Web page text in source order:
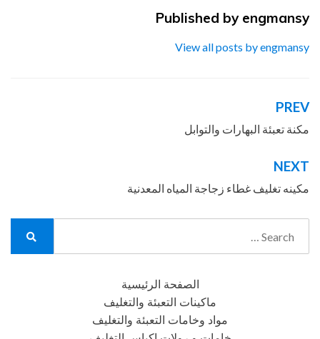
Published by engmansy
View all posts by engmansy
تصفّح
المقالات
PREV
مكنة تعبئة البهارات والتوابل
NEXT
مكينه تغليف غطاء زجاجة المياه المعدنية
الصفحة الرئيسية
ماكينات التعبئة والتغليف
مواد وخامات التعبئة والتغليف